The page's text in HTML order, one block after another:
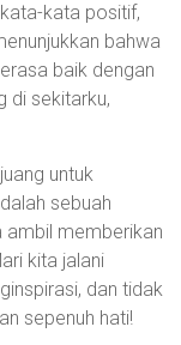
kata positif,
bahwa
baik dengan
di sekitarku,
untuk
sebuah
ambil memberikan
kita jalani
dan tidak
sepenuh hati!